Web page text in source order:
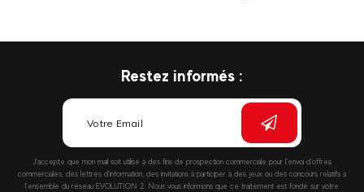
Restez informés :
J’accepte que mon mail soit utilisé à des fins de prospection commerciale pour l’envoi d’offres
commerciales, des lettres d’information, des invitations à participer à des jeux ou des concours relatifs à
l’ensemble du réseau EVOLUTION 2. Nous vous informons que ce traitement est fondé sur votre